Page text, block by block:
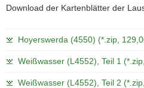
Tertiär
im
PDF-
Format.
Download der Kartenblätter der
Hoyerswerda (4550) (*.zip,
Weißwasser (L4552), Teil 1
Weißwasser (L4552), Teil 2